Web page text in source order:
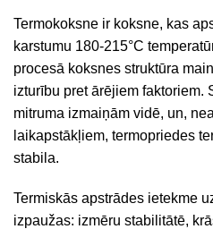
Termokoksne ir koksne, kas
karstumu 180-215°C
procesā koksnes struktūra
izturību pret ārējiem faktoriem.
mitruma izmaiņām vidē, un,
laikapstākļiem, termopriedes
stabila.
Termiskās apstrādes ietekme
izpaužas: izmēru stabilitātē,